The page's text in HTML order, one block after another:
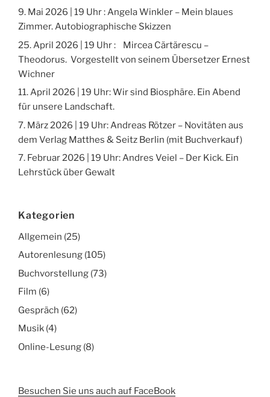
9. Mai 2026 | 19 Uhr : Angela Winkler – Mein blaues
Zimmer. Autobiographische Skizzen
25. April 2026 | 19 Uhr : Mircea Cărtărescu –
Theodorus. Vorgestellt von seinem Übersetzer Ernest
Wichner
11. April 2026 | 19 Uhr: Wir sind Biosphäre. Ein Abend
für unsere Landschaft.
7. März 2026 | 19 Uhr: Andreas Rötzer – Novitäten aus
dem Verlag Matthes & Seitz Berlin (mit Buchverkauf)
7. Februar 2026 | 19 Uhr: Andres Veiel – Der Kick. Ein
Lehrstück über Gewalt
Kategorien
Allgemein (25)
Autorenlesung (105)
Buchvorstellung (73)
Film (6)
Gespräch (62)
Musik (4)
Online-Lesung (8)
Besuchen Sie uns auch auf FaceBook